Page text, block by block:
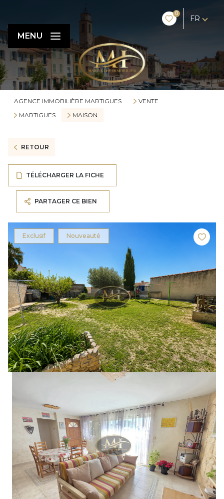
0
FR
MENU
AGENCE IMMOBILIÈRE MARTIGUES
VENTE
MARTIGUES
MAISON
RETOUR
TÉLÉCHARGER LA FICHE
PARTAGER CE BIEN
Exclusif Nouveauté